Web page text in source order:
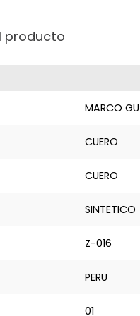
producto
MARCO
CUERO
CUERO
SINTETICO
Z-016
PERU
01